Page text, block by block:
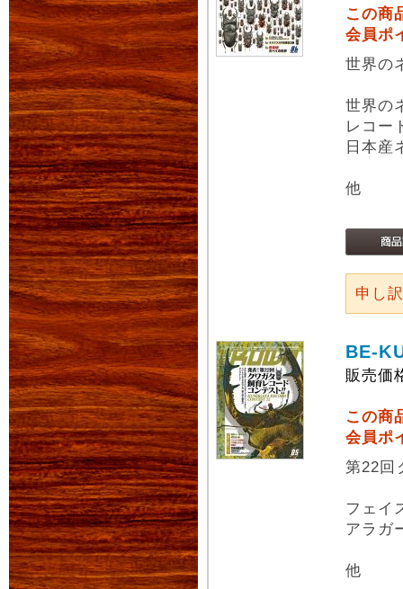
この商
会員ポ
世界の
世界の
レコー
日本産
他
申し
BE-
販売価
この商
会員ポ
第22回
フェイ
アラガ
他